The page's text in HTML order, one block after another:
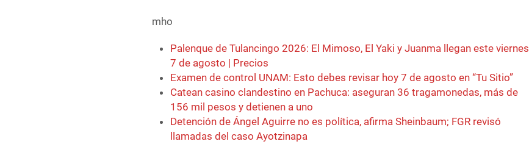
mho
Palenque de Tulancingo 2026: El Mimoso, El Yaki y Juanma llegan este viernes
7 de agosto | Precios
Examen de control UNAM: Esto debes revisar hoy 7 de agosto en “Tu Sitio”
Catean casino clandestino en Pachuca: aseguran 36 tragamonedas, más de
156 mil pesos y detienen a uno
Detención de Ángel Aguirre no es política, afirma Sheinbaum; FGR revisó
llamadas del caso Ayotzinapa